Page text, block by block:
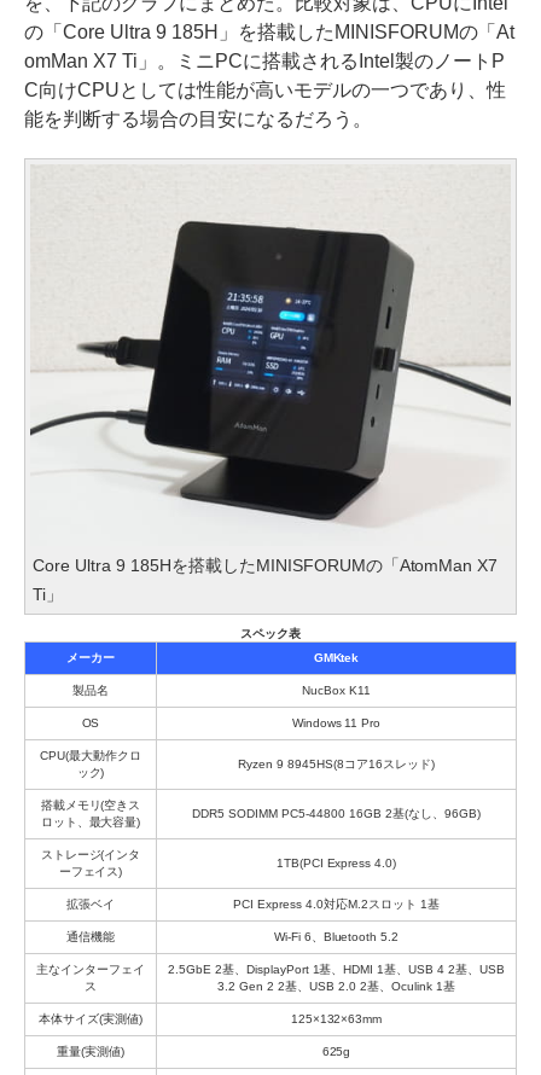
の「Core Ultra 9 185H」を搭載したMINISFORUMの「At
omMan X7 Ti」。ミニPCに搭載されるIntel製のノートP
C向けCPUとしては性能が高いモデルの一つであり、性
能を判断する場合の目安になるだろう。
Core Ultra 9 185Hを搭載したMINISFORUMの「AtomMan X7
Ti」
スペック表
メーカー
GMKtek
製品名 NucBox K11
OS Windows 11 Pro
CPU(最大動作クロ
ック)
Ryzen 9 8945HS(8コア16スレッド)
搭載メモリ(空きス
ロット、最大容量)
DDR5 SODIMM PC5-44800 16GB 2基(なし、96GB)
ストレージ(インタ
ーフェイス)
1TB(PCI Express 4.0)
拡張ベイ PCI Express 4.0対応M.2スロット 1基
通信機能 Wi-Fi 6、Bluetooth 5.2
主なインターフェイ
ス
2.5GbE 2基、DisplayPort 1基、HDMI 1基、USB 4 2基、USB
3.2 Gen 2 2基、USB 2.0 2基、Oculink 1基
本体サイズ(実測値) 125×132×63mm
重量(実測値) 625g